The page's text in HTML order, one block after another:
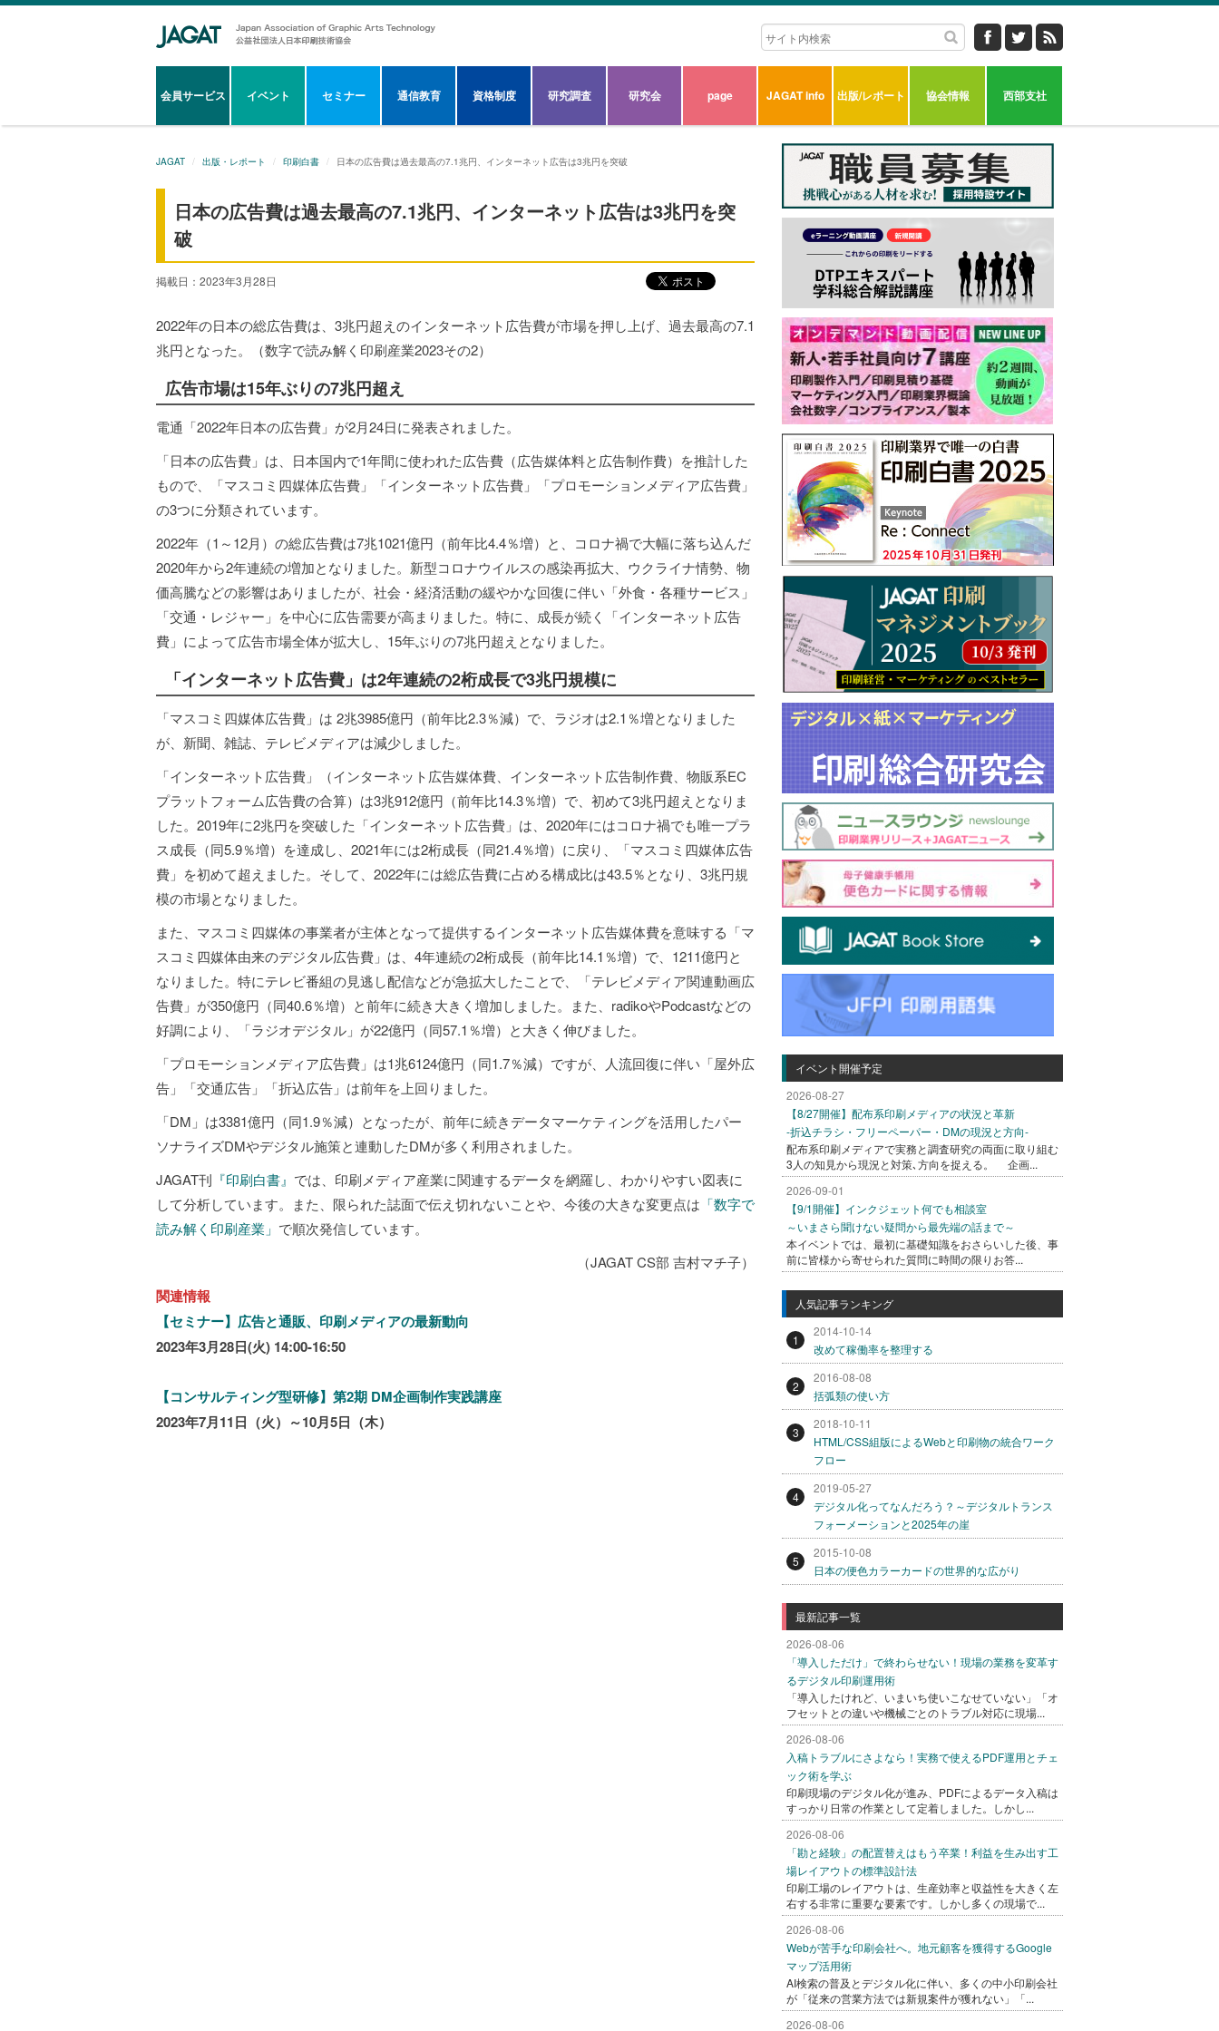
会員サービス イベント セミナー 通信教育 資格制度 研究調査 研究会 page JAGAT info 出版/レポート 協会情報 西部支社
JAGAT 出版・レポート 印刷白書 日本の広告費は過去最高の7.1兆円、インターネット広告は3兆円を突破
日本の広告費は過去最高の7.1兆円、インターネット広告は3兆円を突
破
掲載日：2023年3月28日
2022年の日本の総広告費は、3兆円超えのインターネット広告費が市場を押し上げ、過去最高の7.1
兆円となった。（数字で読み解く印刷産業2023その2）
広告市場は15年ぶりの7兆円超え
電通「2022年日本の広告費」が2月24日に発表されました。
「日本の広告費」は、日本国内で1年間に使われた広告費（広告媒体料と広告制作費）を推計した
もので、「マスコミ四媒体広告費」「インターネット広告費」「プロモーションメディア広告費」
の3つに分類されています。
2022年（1～12月）の総広告費は7兆1021億円（前年比4.4％増）と、コロナ禍で大幅に落ち込んだ
2020年から2年連続の増加となりました。新型コロナウイルスの感染再拡大、ウクライナ情勢、物
価高騰などの影響はありましたが、社会・経済活動の緩やかな回復に伴い「外食・各種サービス」
「交通・レジャー」を中心に広告需要が高まりました。特に、成長が続く「インターネット広告
費」によって広告市場全体が拡大し、15年ぶりの7兆円超えとなりました。
「インターネット広告費」は2年連続の2桁成長で3兆円規模に
「マスコミ四媒体広告費」は 2兆3985億円（前年比2.3％減）で、ラジオは2.1％増となりました
が、新聞、雑誌、テレビメディアは減少しました。
「インターネット広告費」（インターネット広告媒体費、インターネット広告制作費、物販系EC
プラットフォーム広告費の合算）は3兆912億円（前年比14.3％増）で、初めて3兆円超えとなりま
した。2019年に2兆円を突破した「インターネット広告費」は、2020年にはコロナ禍でも唯一プラ
ス成長（同5.9％増）を達成し、2021年には2桁成長（同21.4％増）に戻り、「マスコミ四媒体広告
費」を初めて超えました。そして、2022年には総広告費に占める構成比は43.5％となり、3兆円規
模の市場となりました。
また、マスコミ四媒体の事業者が主体となって提供するインターネット広告媒体費を意味する「マ
スコミ四媒体由来のデジタル広告費」は、4年連続の2桁成長（前年比14.1％増）で、1211億円と
なりました。特にテレビ番組の見逃し配信などが急拡大したことで、「テレビメディア関連動画広
告費」が350億円（同40.6％増）と前年に続き大きく増加しました。また、radikoやPodcastなどの
好調により、「ラジオデジタル」が22億円（同57.1％増）と大きく伸びました。
「プロモーションメディア広告費」は1兆6124億円（同1.7％減）ですが、人流回復に伴い「屋外広
告」「交通広告」「折込広告」は前年を上回りました。
「DM」は3381億円（同1.9％減）となったが、前年に続きデータマーケティングを活用したパー
ソナライズDMやデジタル施策と連動したDMが多く利用されました。
JAGAT刊 『印刷白書』 では、印刷メディア産業に関連するデータを網羅し、わかりやすい図表に
して分析しています。また、限られた誌面で伝え切れないことや、今後の大きな変更点は 「数字で
読み解く印刷産業」 で順次発信しています。
（JAGAT CS部 吉村マチ子）
関連情報
【セミナー】広告と通販、印刷メディアの最新動向
2023年3月28日(火) 14:00-16:50
【コンサルティング型研修】第2期 DM企画制作実践講座
2023年7月11日（火）～10月5日（木）
イベント開催予定
2026-08-27
【8/27開催】配布系印刷メディアの状況と革新
-折込チラシ・フリーペーパー・DMの現況と方向-
配布系印刷メディアで実務と調査研究の両面に取り組む
3人の知見から現況と対策､方向を捉える。 企画...
2026-09-01
【9/1開催】インクジェット何でも相談室
～いまさら聞けない疑問から最先端の話まで～
本イベントでは、最初に基礎知識をおさらいした後、事
前に皆様から寄せられた質問に時間の限りお答...
人気記事ランキング
1
2014-10-14
改めて稼働率を整理する
2
2016-08-08
括弧類の使い方
3
2018-10-11
HTML/CSS組版によるWebと印刷物の統合ワーク
フロー
4
2019-05-27
デジタル化ってなんだろう？～デジタルトランス
フォーメーションと2025年の崖
5
2015-10-08
日本の便色カラーカードの世界的な広がり
最新記事一覧
2026-08-06
「導入しただけ」で終わらせない！現場の業務を変革す
るデジタル印刷運用術
「導入したけれど、いまいち使いこなせていない」「オ
フセットとの違いや機械ごとのトラブル対応に現場...
2026-08-06
入稿トラブルにさよなら！実務で使えるPDF運用とチェ
ック術を学ぶ
印刷現場のデジタル化が進み、PDFによるデータ入稿は
すっかり日常の作業として定着しました。しかし...
2026-08-06
「勘と経験」の配置替えはもう卒業！利益を生み出す工
場レイアウトの標準設計法
印刷工場のレイアウトは、生産効率と収益性を大きく左
右する非常に重要な要素です。しかし多くの現場で...
2026-08-06
Webが苦手な印刷会社へ。地元顧客を獲得するGoogle
マップ活用術
AI検索の普及とデジタル化に伴い、多くの中小印刷会社
が「従来の営業方法では新規案件が獲れない」「...
2026-08-06